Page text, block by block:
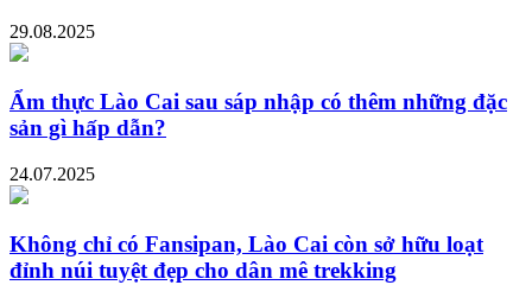
29.08.2025
Ẩm thực Lào Cai sau sáp nhập có thêm những đặc
sản gì hấp dẫn?
24.07.2025
Không chỉ có Fansipan, Lào Cai còn sở hữu loạt
đỉnh núi tuyệt đẹp cho dân mê trekking